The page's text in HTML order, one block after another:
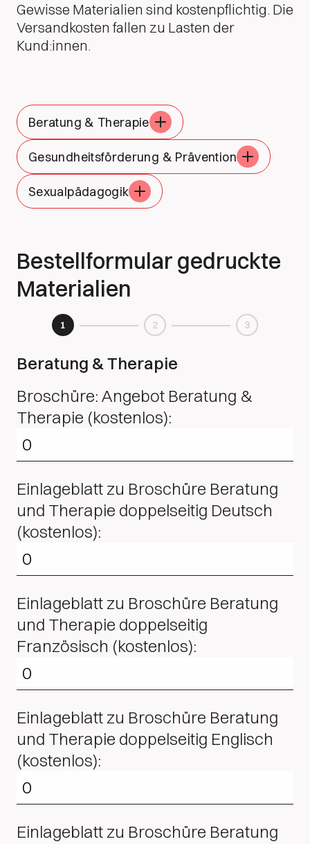
Gewisse Materialien sind kostenpflichtig. Die
Versandkosten fallen zu Lasten der
Kund:innen.
Beratung & Therapie
Gesundheitsförderung & Prävention
Sexualpädagogik
Bestellformular gedruckte
Materialien
1 2 3
Beratung & Therapie
Broschüre: Angebot Beratung &
Therapie (kostenlos):
Einlageblatt zu Broschüre Beratung
und Therapie doppelseitig Deutsch
(kostenlos):
Einlageblatt zu Broschüre Beratung
und Therapie doppelseitig
Französisch (kostenlos):
Einlageblatt zu Broschüre Beratung
und Therapie doppelseitig Englisch
(kostenlos):
Einlageblatt zu Broschüre Beratung